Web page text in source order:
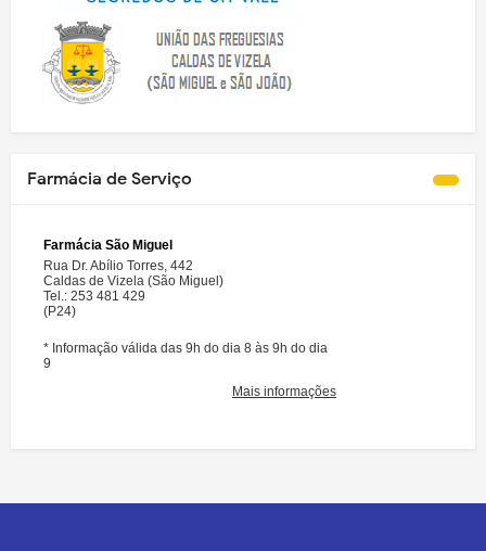
Farmácia de Serviço